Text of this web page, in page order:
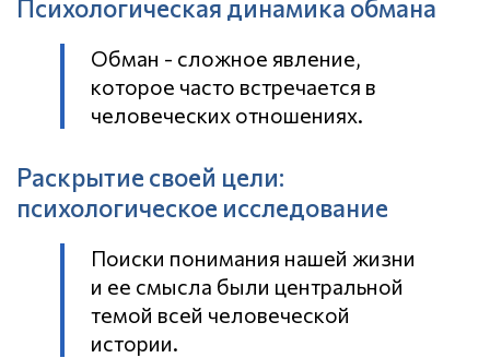
Психологическая динамика обмана
Обман - сложное явление,
которое часто встречается в
человеческих отношениях.
Раскрытие своей цели:
психологическое исследование
Поиски понимания нашей жизни
и ее смысла были центральной
темой всей человеческой
истории.